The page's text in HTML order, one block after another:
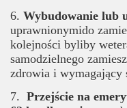
6. Wybudowanie lub
uprawnionymido
kolejności byliby
samodzielnego
zdrowia i wymagający
7. Przejście na